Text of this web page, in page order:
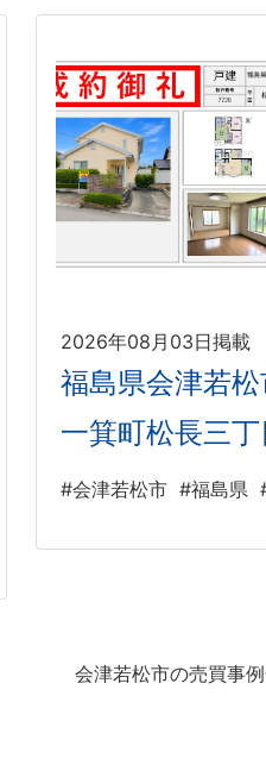
2026年08月03日掲載
福島県会津若松
一箕町松長三丁
#会津若松市 #福島県
会津若松市の売買事